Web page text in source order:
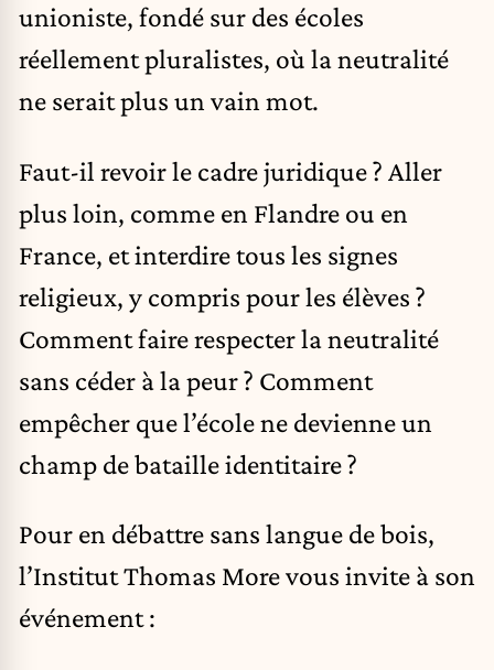
unioniste, fondé sur des écoles
réellement pluralistes, où la neutralité
ne serait plus un vain mot.
Faut-il revoir le cadre juridique ? Aller
plus loin, comme en Flandre ou en
France, et interdire tous les signes
religieux, y compris pour les élèves ?
Comment faire respecter la neutralité
sans céder à la peur ? Comment
empêcher que l’école ne devienne un
champ de bataille identitaire ?
Pour en débattre sans langue de bois,
l’Institut Thomas More vous invite à son
événement :